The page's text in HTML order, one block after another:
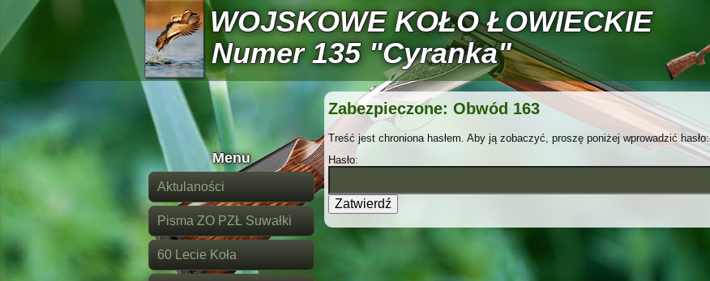
WOJSKOWE KOŁO ŁOWIECKIE
Numer 135 "Cyranka"
Menu
Aktulaności
Pisma ZO PZŁ Suwałki
60 Lecie Koła
Zabezpieczone: Obwód 163
Treść jest chroniona hasłem. Aby ją zobaczyć, proszę poniżej wprowadzić hasło:
Hasło: